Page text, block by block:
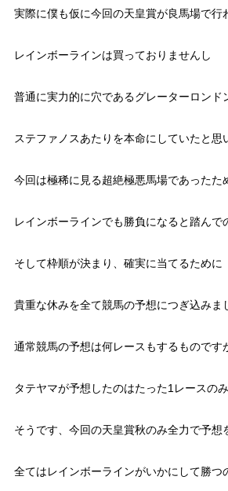
実際に僕も仮に今回の天皇賞が良馬場で行
レインボーラインは買っておりませんし
普通に実力的に穴であるグレーターロンド
ステファノスあたりを本命にしていたと思
今回は極稀に見る超絶極悪馬場であったた
レインボーラインでも勝負になると踏んで
そして枠順が決まり、確実に当てるために
貴重な休みを全て競馬の予想につぎ込みま
通常競馬の予想は何レースもするものです
タテヤマが予想したのはたった1レースの
そうです、今回の天皇賞秋のみ全力で予想
全てはレインボーラインがいかにして勝つ